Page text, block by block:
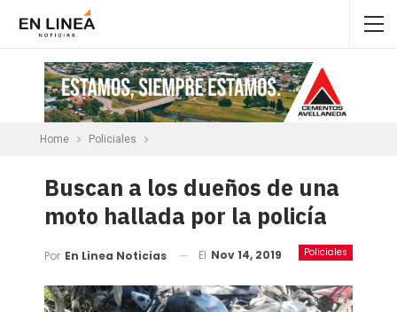
Home Policiales
Buscan a los dueños de una
moto hallada por la policía
Policiales
Por En Linea Noticias El Nov 14, 2019